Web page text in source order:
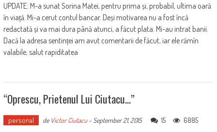
UPDATE: M-a sunat Sorina Matei, pentru prima și, probabil, ultima oară
în viață. Mi-a cerut contul bancar. Deși motivarea nu a fost încă
redactată și va mai dura până atunci, a făcut plata. Mi-au intrat banii.
Dacă la adresa sentinței am avut comentarii de făcut, iar ele rămîn
valabile, salut rapiditatea
“Oprescu, Prietenul Lui Ciutacu…”
personal de Victor Ciutacu- September 21, 2015 15 6885